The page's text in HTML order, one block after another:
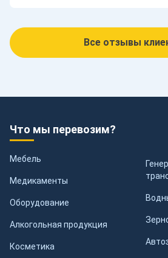
Все отзывы
Что мы перевозим?
Мебель
Медикаменты
Оборудование
Алкогольная продукция
Косметика